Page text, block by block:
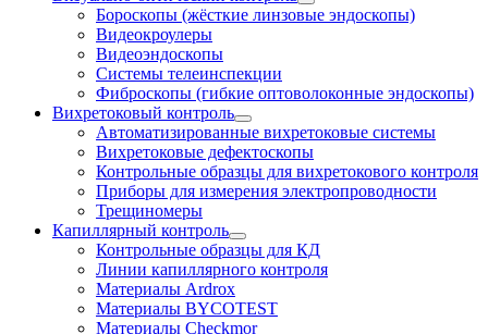
Бороскопы (жёсткие линзовые эндоскопы)
Видеокроулеры
Видеоэндоскопы
Системы телеинспекции
Фиброскопы (гибкие оптоволоконные эндоскопы)
Вихретоковый контроль
Автоматизированные вихретоковые системы
Вихретоковые дефектоскопы
Контрольные образцы для вихретокового контроля
Приборы для измерения электропроводности
Трещиномеры
Капиллярный контроль
Контрольные образцы для КД
Линии капиллярного контроля
Материалы Ardrox
Материалы BYCOTEST
Материалы Checkmor